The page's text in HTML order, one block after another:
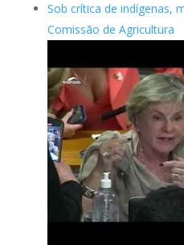
Sob crítica de indígenas,
Comissão de Agricultura